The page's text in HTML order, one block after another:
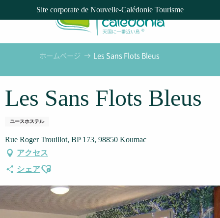
Site corporate de Nouvelle-Calédonie Tourisme
ホームページ Les Sans Flots Bleus
Les Sans Flots Bleus
ユースホステル
Rue Roger Trouillot, BP 173, 98850 Koumac
アクセス
シェアAjouter aux favoris